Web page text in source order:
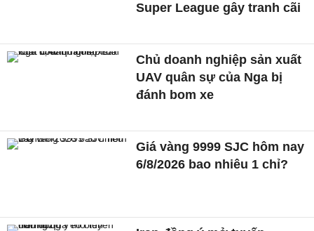
Super League gây tranh cãi
Chủ doanh nghiệp sản xuất
UAV quân sự của Nga bị
đánh bom xe
Giá vàng 9999 SJC hôm nay
6/8/2026 bao nhiêu 1 chỉ?